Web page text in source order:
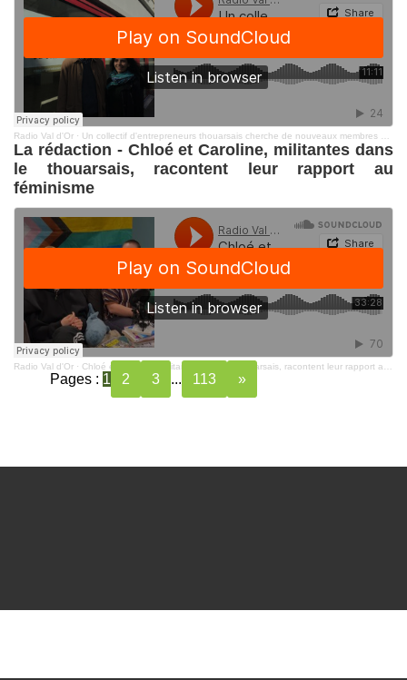
Radio Val d'Or · Un collectif d'entrepreneurs thouarsais cherche de nouveaux membres pour occuper un local partagé
La rédaction - Chloé et Caroline, militantes dans
le thouarsais, racontent leur rapport au
féminisme
Radio Val d'Or · Chloé et Caroline, militantes dans le thouarsais, racontent leur rapport au féminisme
Pages : 1 2 3 ... 113 »